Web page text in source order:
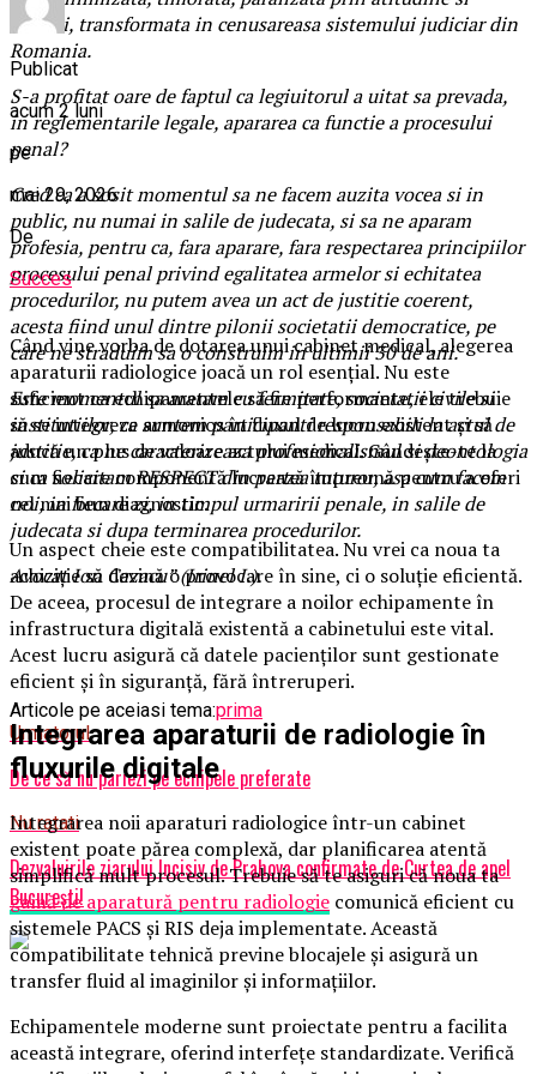
masuri, transformata in cenusareasa sistemului judiciar din
Romania.
S-a profitat oare de faptul ca legiuitorul a uitat sa prevada,
in reglementarile legale, apararea ca functie a procesului
penal?
Cred ca a sosit momentul sa ne facem auzita vocea si in
public, nu numai in salile de judecata, si sa ne aparam
profesia, pentru ca, fara aparare, fara respectarea principiilor
procesului penal privind egalitatea armelor si echitatea
procedurilor, nu putem avea un act de justitie coerent,
acesta fiind unul dintre pilonii societatii democratice, pe
care ne straduim sa o construim in ultimii 30 de ani.
Este momentul sa aratam cu fermitate, societatii civile si
institutiilor, ca suntem participanti responsabili la actul de
justitie, ca ne caracterizeaza profesionalismul si deontologia
si ca solicitam RESPECT din partea tuturor, asa cum facem
noi, in fiecare zi, in timpul urmaririi penale, in salile de
judecata si dupa terminarea procedurilor.
Avocat Ion Cazacu” (Irinel I.).
Articole pe aceiasi tema:prima
Urmatorul
De ce să nu pariezi pe echipele preferate
Nu ratati
Dezvaluirile ziarului Incisiv de Prahova confirmate de Curtea de apel
București!
Publicat
acum 2 luni
pe
mai 29, 2026
De
Succes
Când vine vorba de dotarea unui cabinet medical, alegerea
aparaturii radiologice joacă un rol esențial. Nu este
suficient ca echipamentele să fie performante, ele trebuie
să se integreze armonios în fluxul de lucru existent și să
aducă un plus de valoare actului medical. Gândește-te la
cum fiecare componentă lucrează împreună pentru a oferi
cel mai bun diagnostic.
Un aspect cheie este compatibilitatea. Nu vrei ca noua ta
achiziție să devină o provocare în sine, ci o soluție eficientă.
De aceea, procesul de integrare a noilor echipamente în
infrastructura digitală existentă a cabinetului este vital.
Acest lucru asigură că datele pacienților sunt gestionate
eficient și în siguranță, fără întreruperi.
Integrarea aparaturii de radiologie în
fluxurile digitale
Integrarea noii aparaturi radiologice într-un cabinet
existent poate părea complexă, dar planificarea atentă
simplifică mult procesul. Trebuie să te asiguri că noua ta
gamă de aparatură pentru radiologie comunică eficient cu
sistemele PACS și RIS deja implementate. Această
compatibilitate tehnică previne blocajele și asigură un
transfer fluid al imaginilor și informațiilor.
Echipamentele moderne sunt proiectate pentru a facilita
această integrare, oferind interfețe standardizate. Verifică